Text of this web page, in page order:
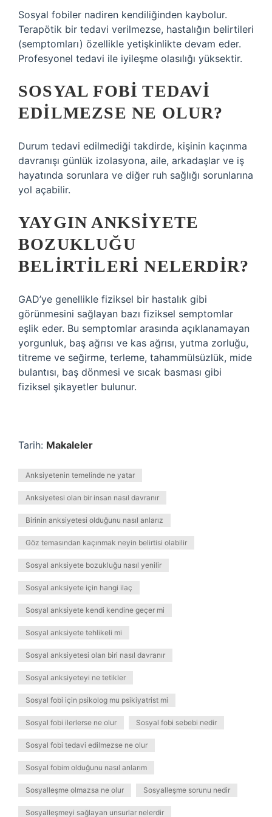
Sosyal fobiler nadiren kendiliğinden kaybolur.
Terapötik bir tedavi verilmezse, hastalığın belirtileri
(semptomları) özellikle yetişkinlikte devam eder.
Profesyonel tedavi ile iyileşme olasılığı yüksektir.
SOSYAL FOBI TEDAVI
EDILMEZSE NE OLUR?
Durum tedavi edilmediği takdirde, kişinin kaçınma
davranışı günlük izolasyona, aile, arkadaşlar ve iş
hayatında sorunlara ve diğer ruh sağlığı sorunlarına
yol açabilir.
YAYGIN ANKSIYETE
BOZUKLUĞU
BELIRTILERI NELERDIR?
GAD’ye genellikle fiziksel bir hastalık gibi
görünmesini sağlayan bazı fiziksel semptomlar
eşlik eder. Bu semptomlar arasında açıklanamayan
yorgunluk, baş ağrısı ve kas ağrısı, yutma zorluğu,
titreme ve seğirme, terleme, tahammülsüzlük, mide
bulantısı, baş dönmesi ve sıcak basması gibi
fiziksel şikayetler bulunur.
Tarih: Makaleler
Anksiyetenin temelinde ne yatar
Anksiyetesi olan bir insan nasıl davranır
Birinin anksiyetesi olduğunu nasıl anlarız
Göz temasından kaçınmak neyin belirtisi olabilir
Sosyal anksiyete bozukluğu nasıl yenilir
Sosyal anksiyete için hangi ilaç
Sosyal anksiyete kendi kendine geçer mi
Sosyal anksiyete tehlikeli mi
Sosyal anksiyetesi olan biri nasıl davranır
Sosyal anksiyeteyi ne tetikler
Sosyal fobi için psikolog mu psikiyatrist mi
Sosyal fobi ilerlerse ne olur Sosyal fobi sebebi nedir
Sosyal fobi tedavi edilmezse ne olur
Sosyal fobim olduğunu nasıl anlarım
Sosyalleşme olmazsa ne olur Sosyalleşme sorunu nedir
Sosyalleşmeyi sağlayan unsurlar nelerdir